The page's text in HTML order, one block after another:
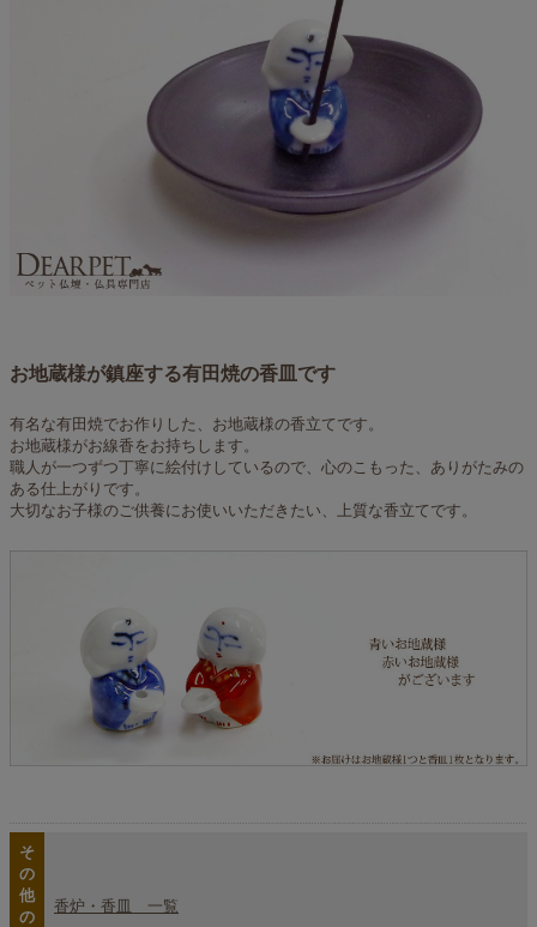
お地蔵様が鎮座する有田焼の香皿です
有名な有田焼でお作りした、お地蔵様の香立てです。
お地蔵様がお線香をお持ちします。
職人が一つずつ丁寧に絵付けしているので、心のこもった、ありがたみの
ある仕上がりです。
大切なお子様のご供養にお使いいただきたい、上質な香立てです。
そ
の
他
の
香炉・香皿 一覧